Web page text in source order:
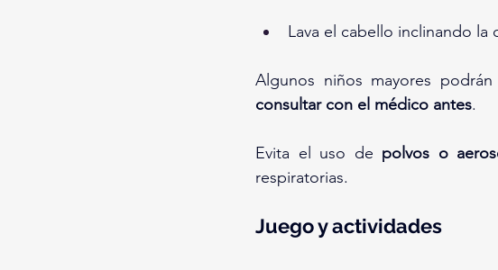
Lava el cabello inclinando la
Algunos niños mayores
consultar con el médico antes.
Evita el uso de polvos o
respiratorias.
Juego y actividades